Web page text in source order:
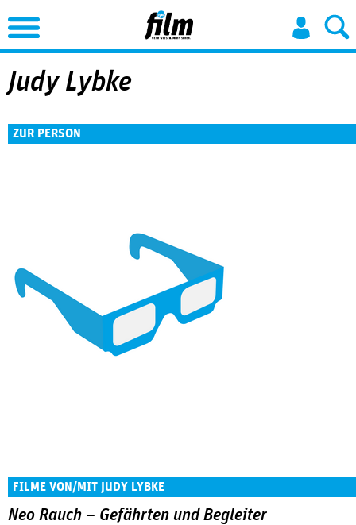
Jump to Navigation
Judy Lybke
ZUR PERSON
FILME VON/MIT JUDY LYBKE
Neo Rauch – Gefährten und Begleiter